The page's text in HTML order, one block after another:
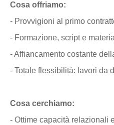
Cosa offriamo:
- Provvigioni al primo
- Formazione, script e
- Affiancamento costante
- Totale flessibilità: lavori da
Cosa cerchiamo:
- Ottime capacità relazionali